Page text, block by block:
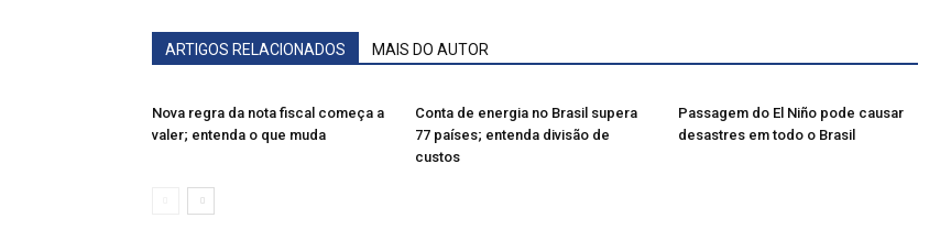
ARTIGOS RELACIONADOS MAIS DO AUTOR
Nova regra da nota fiscal começa a
valer; entenda o que muda
Conta de energia no Brasil supera
77 países; entenda divisão de
custos
Passagem do El Niño pode causar
desastres em todo o Brasil